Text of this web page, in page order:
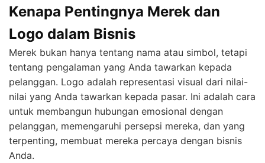
Kenapa Pentingnya Merek dan
Logo dalam Bisnis
Merek bukan hanya tentang nama atau simbol, tetapi
tentang pengalaman yang Anda tawarkan kepada
pelanggan. Logo adalah representasi visual dari nilai-
nilai yang Anda tawarkan kepada pasar. Ini adalah cara
untuk membangun hubungan emosional dengan
pelanggan, memengaruhi persepsi mereka, dan yang
terpenting, membuat mereka percaya dengan bisnis
Anda.